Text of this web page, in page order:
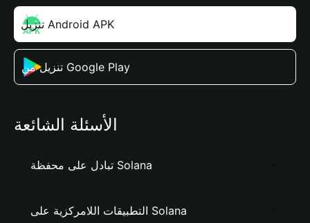
تنزيل Android APK
تنزيل من Google Play
الأسئلة الشائعة
تبادل على محفظة Solana
التطبيقات اللامركزية على Solana